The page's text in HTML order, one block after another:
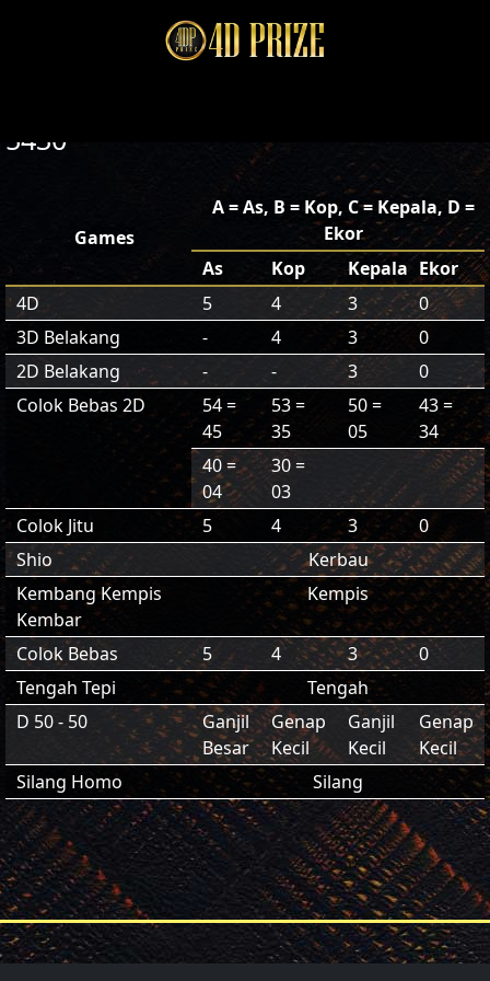
5430
Games
A = As, B = Kop, C = Kepala, D =
Ekor
As
Kop Kepala Ekor
4D
5 4 3
0
3D Belakang
- 4 3
0
2D Belakang
- - 3
0
Colok Bebas 2D
54 =
45
53 =
35
50 =
05
43 =
34
40 =
04
30 =
03
Colok Jitu
5 4 3
0
Shio
Kerbau
Kembang Kempis
Kembar
Kempis
Colok Bebas 5 4 3
0
Tengah Tepi
Tengah
D 50 - 50
Ganjil
Besar
Genap
Kecil
Ganjil
Kecil
Genap
Kecil
Silang Homo
Silang